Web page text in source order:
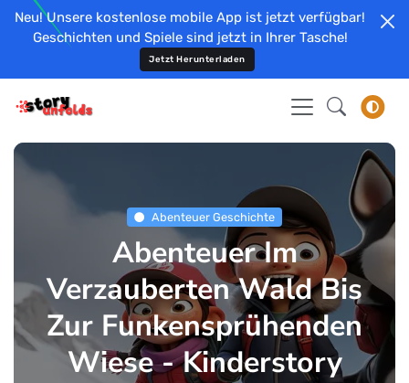
Neu! Unsere kostenlose mobile App ist jetzt verfügbar!
Geschichten und Spiele sind jetzt in Ihrer Tasche!
Jetzt Herunterladen
Abenteuer Geschichte
Abenteuer Im
Verzauberten Wald Bis
Zur Funkensprühenden
Wiese - Kinderstory